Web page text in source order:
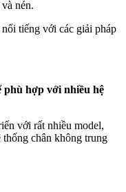
nén.
nổi tiếng với các giải pháp
phù hợp với nhiều hệ
với rất nhiều model,
chân không trung